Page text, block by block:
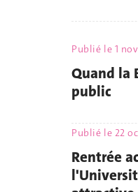
Publié le 1
Quand la
public
Publié le 22
Rentrée